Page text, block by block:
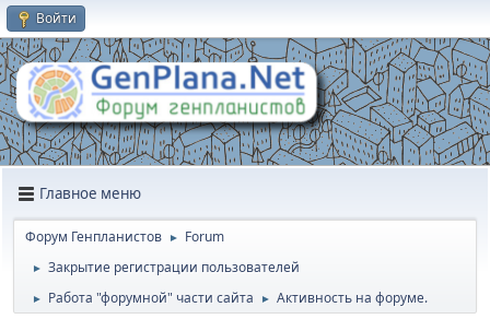
Войти
Главное меню
Форум Генпланистов ► Forum
► Закрытие регистрации пользователей
► Работа "форумной" части сайта ► Активность на форуме.